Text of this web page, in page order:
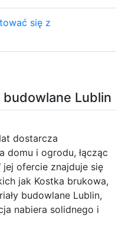
budowlane Lublin
dostarcza
domu i ogrodu, łącząc
ofercie znajduje się
jak Kostka brukowa,
budowlane Lublin,
nabiera solidnego i
się z